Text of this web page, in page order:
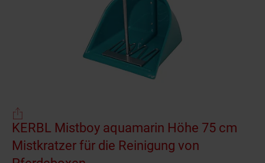
KERBL Mistboy aquamarin Höhe 75 cm
Mistkratzer für die Reinigung von